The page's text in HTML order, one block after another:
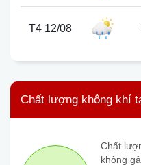
T4 12/08
Chất lượng không khí
Chất
không